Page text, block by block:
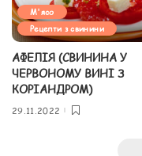
М'ясо
Рецепти з свинини
АФЕЛІЯ (СВИНИНА У
ЧЕРВОНОМУ ВИНІ З
КОРІАНДРОМ)
29.11.2022